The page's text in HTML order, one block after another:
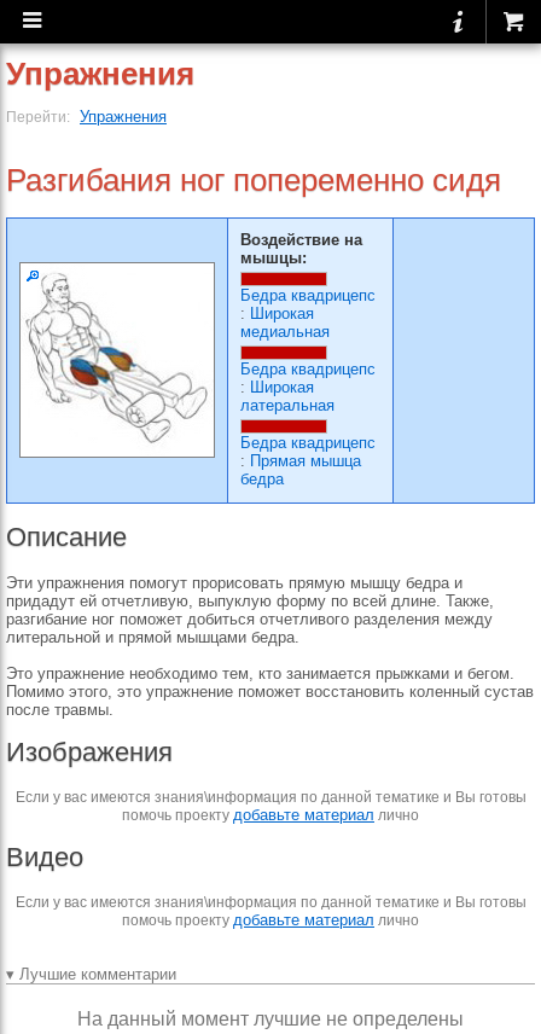
Упражнения
Перейти: Упражнения
Разгибания ног попеременно сидя
Воздействие на
мышцы:
Бедра квадрицепс
: Широкая
медиальная
Бедра квадрицепс
: Широкая
латеральная
Бедра квадрицепс
: Прямая мышца
бедра
Описание
Эти упражнения помогут прорисовать прямую мышцу бедра и
придадут ей отчетливую, выпуклую форму по всей длине. Также,
разгибание ног поможет добиться отчетливого разделения между
литеральной и прямой мышцами бедра.
Это упражнение необходимо тем, кто занимается прыжками и бегом.
Помимо этого, это упражнение поможет восстановить коленный сустав
после травмы.
Изображения
Если у вас имеются знания\информация по данной тематике и Вы готовы
помочь проекту добавьте материал лично
Видео
Если у вас имеются знания\информация по данной тематике и Вы готовы
помочь проекту добавьте материал лично
▾ Лучшие комментарии
На данный момент лучшие не определены